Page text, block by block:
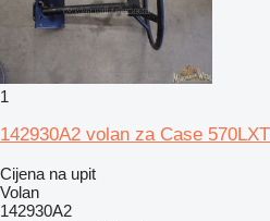
1
142930A2 volan za Case
Cijena na upit
Volan
142930A2